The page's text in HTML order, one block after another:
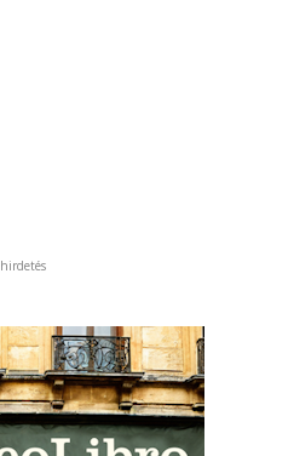
hirdetés